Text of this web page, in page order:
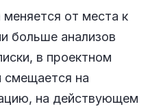
от места к
больше анализов
в проектном
на
на действующем